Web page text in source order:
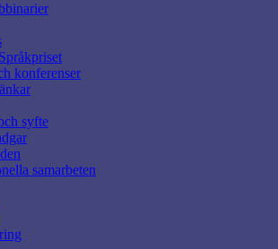
konferenser
syfte
samarbeten